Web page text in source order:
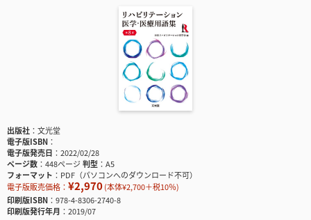
出版社
文光堂
電子版ISBN
電子版発売日
2022/02/28
ページ数
448ページ判型
A5
フォーマット
PDF（パソコンへのダウンロード不可）
電子版販売価格： ¥2,970(本体¥2,700＋税10％)
印刷版ISBN
978-4-8306-2740-8
印刷版発行年月
2019/07